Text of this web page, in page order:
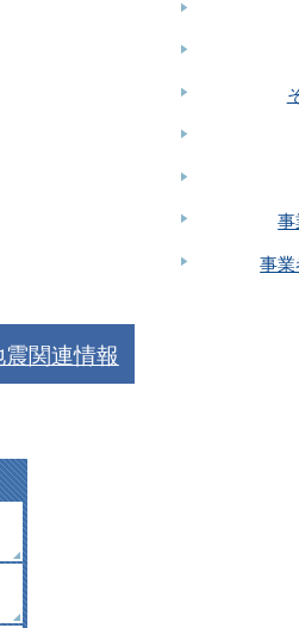
事
事
関連情報